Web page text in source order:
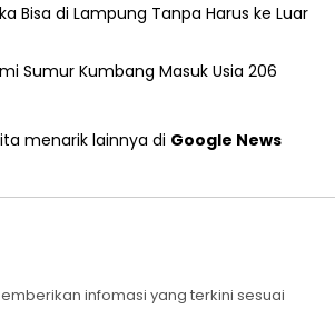
Bisa di Lampung Tanpa Harus ke Luar
Sumur Kumbang Masuk Usia 206
menarik lainnya di Google News
infomasi yang terkini sesuai